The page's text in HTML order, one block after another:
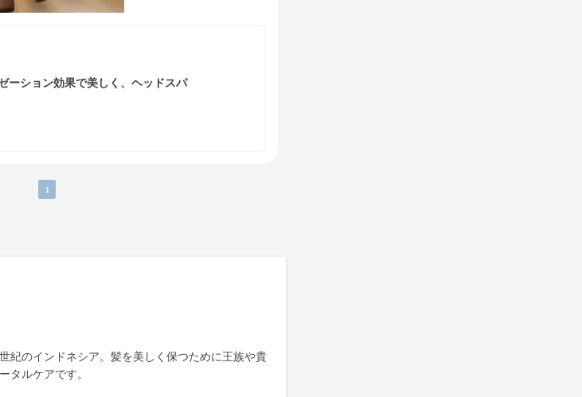
ーション効果で美しく、ヘッドスパ
1
紀のインドネシア。髪を美しく保つために王族や貴
タルケアです。